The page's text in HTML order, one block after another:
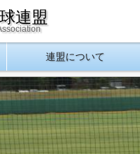
連盟
連盟について